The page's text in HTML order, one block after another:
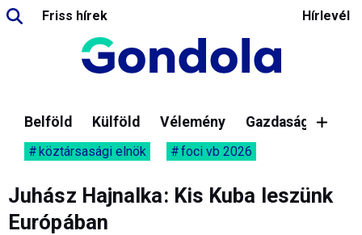
Friss hírek Hírlevél
Belföld Külföld Vélemény Gazdaság
köztársasági elnök foci vb 2026
Juhász Hajnalka: Kis Kuba leszünk
Európában